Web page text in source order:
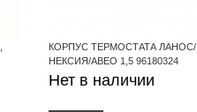
КОРПУС ТЕРМОСТАТА ЛАНОС/
НЕКСИЯ/АВЕО 1,5 96180324
Нет в наличии